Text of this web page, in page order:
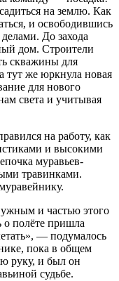
на землю. Как
и освободившись
До захода
дом. Строители
скважины для
тут же юркнула новая
для нового
света и учитывая
на работу, как
и высокими
муравьев-
травинками.
и частью этого
о полёте пришла
— подумалось
пока в общем
руку, и был он
судьбе.